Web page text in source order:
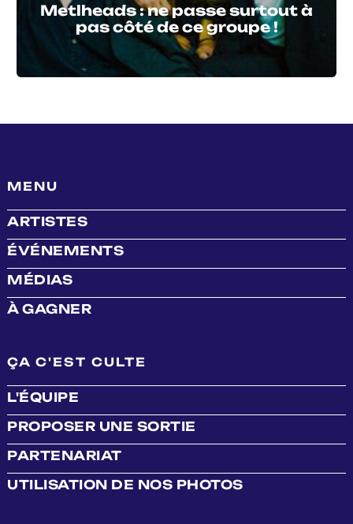
Metlheads : ne passe surtout à
pas côté de ce groupe !
MENU
ARTISTES
ÉVÉNEMENTS
MÉDIAS
À GAGNER
ÇA C'EST CULTE
L'ÉQUIPE
PROPOSER UNE SORTIE
PARTENARIAT
UTILISATION DE NOS PHOTOS